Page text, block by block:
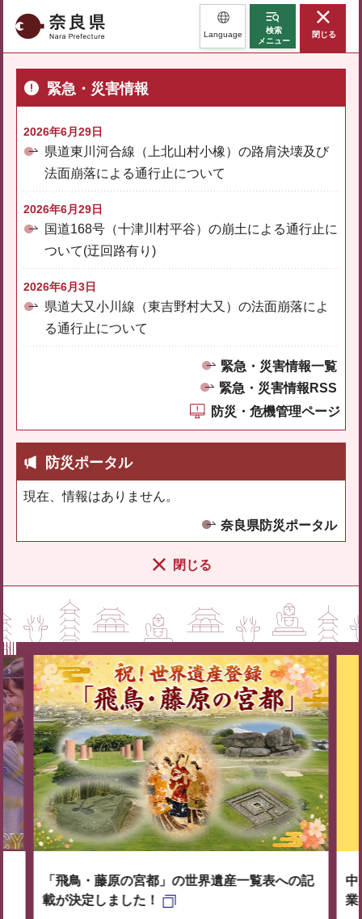
奈良県 Language
検索
メニュー
閉じる
緊急・災害情報
2026年6月29日
県道東川河合線（上北山村小橡）の路肩決壊及び
法面崩落による通行止について
2026年6月29日
国道168号（十津川村平谷）の崩土による通行止に
ついて(迂回路有り)
2026年6月3日
県道大又小川線（東吉野村大又）の法面崩落によ
る通行止について
緊急・災害情報一覧
緊急・災害情報RSS
防災・危機管理ページ
防災ポータル
現在、情報はありません。
奈良県防災ポータル
閉じる
「飛鳥・藤原の宮都」の世界遺産一覧表への記
載が決定しました！
中
業